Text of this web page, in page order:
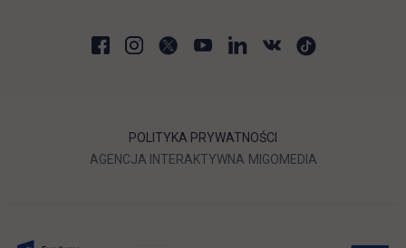
POLITYKA PRYWATNOŚCI
AGENCJA INTERAKTYWNA LINK OTWIERA SIĘ W
MIGOMEDIA